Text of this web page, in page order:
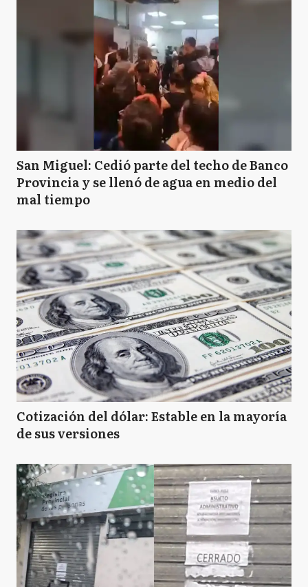
San Miguel: Cedió parte del techo de Banco
Provincia y se llenó de agua en medio del
mal tiempo
Cotización del dólar: Estable en la mayoría
de sus versiones